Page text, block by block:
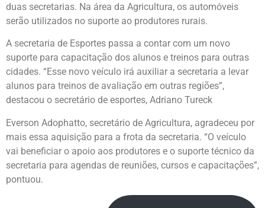
duas secretarias. Na área da Agricultura, os automóveis
serão utilizados no suporte ao produtores rurais.
A secretaria de Esportes passa a contar com um novo
suporte para capacitação dos alunos e treinos para outras
cidades. “Esse novo veículo irá auxiliar a secretaria a levar
alunos para treinos de avaliação em outras regiões”,
destacou o secretário de esportes, Adriano Tureck
Everson Adophatto, secretário de Agricultura, agradeceu por
mais essa aquisição para a frota da secretaria. “O veículo
vai beneficiar o apoio aos produtores e o suporte técnico da
secretaria para agendas de reuniões, cursos e capacitações”,
pontuou.